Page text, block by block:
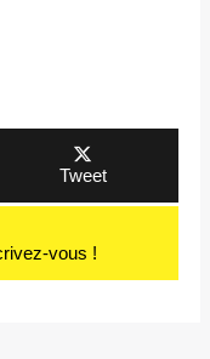
Tweet
vous !